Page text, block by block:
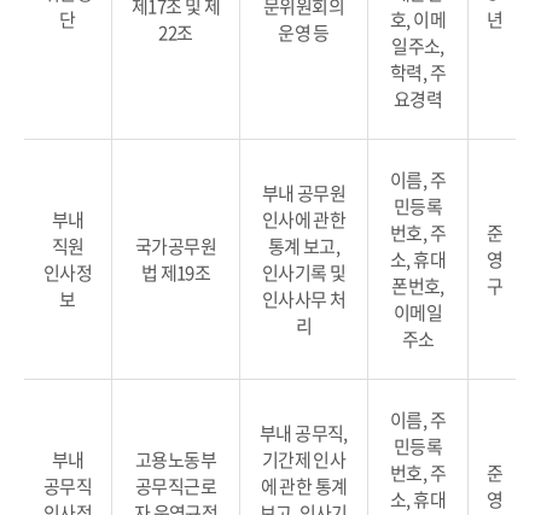
단
제17조 및 제
22조
문위원회의
운영 등
호, 이메
일주소,
학력, 주
요경력
년
부내
직원
인사정
보
국가공무원
법 제19조
부내 공무원
인사에 관한
통계 보고,
인사기록 및
인사사무 처
리
이름, 주
민등록
번호, 주
소, 휴대
폰번호,
이메일
주소
준
영
구
부내
공무직
고용노동부
공무직근로
부내 공무직,
기간제 인사
에 관한 통계
이름, 주
민등록
번호, 주
소, 휴대
준
영